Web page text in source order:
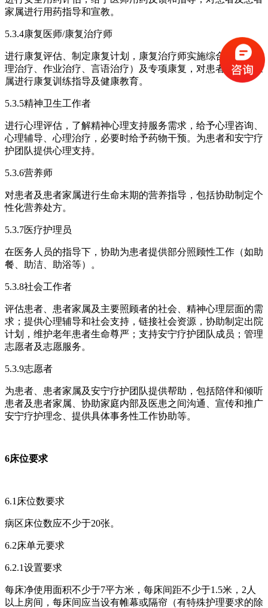
家属进行用药指导和宣教。
5.3.4康复医师/康复治疗师
进行康复评估、制定康复计划，康复治疗师实施综合治疗（物
理治疗、作业治疗、言语治疗）及专项康复，对患者及患者家
属进行康复训练指导及健康教育。
5.3.5精神卫生工作者
进行心理评估，了解精神心理支持服务需求，给予心理咨询、
心理辅导、心理治疗，必要时给予药物干预。为患者和安宁疗
护团队提供心理支持。
5.3.6营养师
对患者及患者家属进行生命末期的营养指导，包括协助制定个
性化营养处方。
5.3.7医疗护理员
在医务人员的指导下，协助为患者提供部分照顾性工作（如助
餐、助洁、助浴等）。
5.3.8社会工作者
评估患者、患者家属及主要照顾者的社会、精神心理层面的需
求；提供心理辅导和社会支持，链接社会资源，协助制定出院
计划，维护老年患者生命尊严；支持安宁疗护团队成员；管理
志愿者及志愿服务。
5.3.9志愿者
为患者、患者家属及安宁疗护团队提供帮助，包括陪伴和倾听
患者及患者家属、协助家庭内部及医患之间沟通、宣传和推广
安宁疗护理念、提供具体事务性工作协助等。
6床位要求
6.1床位数要求
病区床位数应不少于20张。
6.2床单元要求
6.2.1设置要求
每床净使用面积不少于7平方米，每床间距不少于1.5米，2人
以上房间，每床间应当设有帷幕或隔帘（有特殊护理要求的除